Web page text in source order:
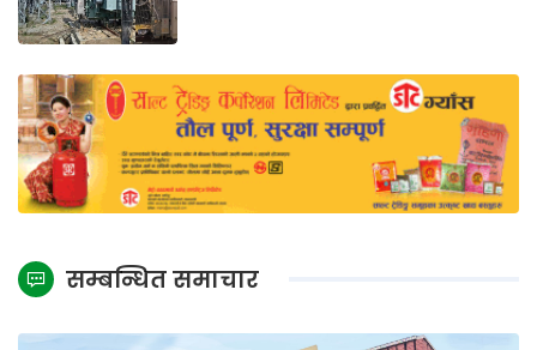
सम्बन्धित समाचार